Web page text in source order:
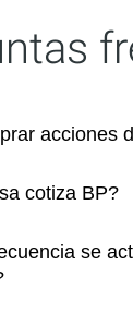
acciones
cotiza BP?
se